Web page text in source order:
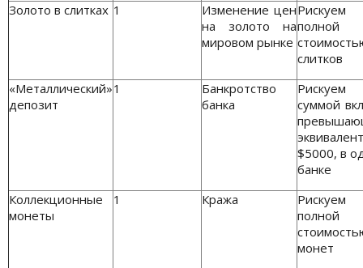
Золото в слитках 1
Изменение цен
на золото на
мировом рынке
Рискуем
полной
слитков
«Металлический»
депозит
1
Банкротство
банка
Рискуем
суммой
эквивалент
$5000, в
банке
Коллекционные
монеты
1 Кража
Рискуем
полной
монет